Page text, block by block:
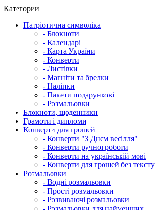
Категории
Патріотична символіка
- Блокноти
- Календарі
- Карта України
- Конверти
- Листівки
- Магніти та брелки
- Наліпки
- Пакети подарункові
- Розмальовки
Блокноти, щоденники
Грамоти і дипломи
Конверти для грошей
- Конверти "З Днем весілля"
- Конверти ручної роботи
- Конверти на українській мові
- Конверти для грошей без тексту
Розмальовки
- Водні розмальовки
- Прості розмальовки
- Розвиваючі розмальовки
- Розмальовки для найменших